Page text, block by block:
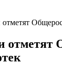
отметят